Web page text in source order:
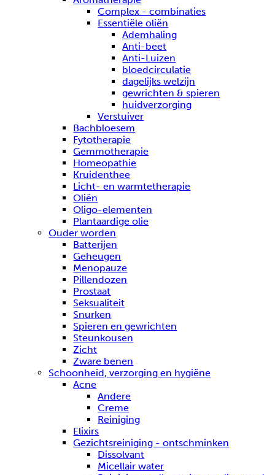
Complex - combinaties
Essentiële oliën
Ademhaling
Anti-beet
Anti-Luizen
bloedcirculatie
dagelijks welzijn
gewrichten & spieren
huidverzorging
Verstuiver
Bachbloesem
Fytotherapie
Gemmotherapie
Homeopathie
Kruidenthee
Licht- en warmtetherapie
Oliën
Oligo-elementen
Plantaardige olie
Ouder worden
Batterijen
Geheugen
Menopauze
Pillendozen
Prostaat
Seksualiteit
Snurken
Spieren en gewrichten
Steunkousen
Zicht
Zware benen
Schoonheid, verzorging en hygiëne
Acne
Andere
Creme
Reiniging
Elixirs
Gezichtsreiniging - ontschminken
Dissolvant
Micellair water